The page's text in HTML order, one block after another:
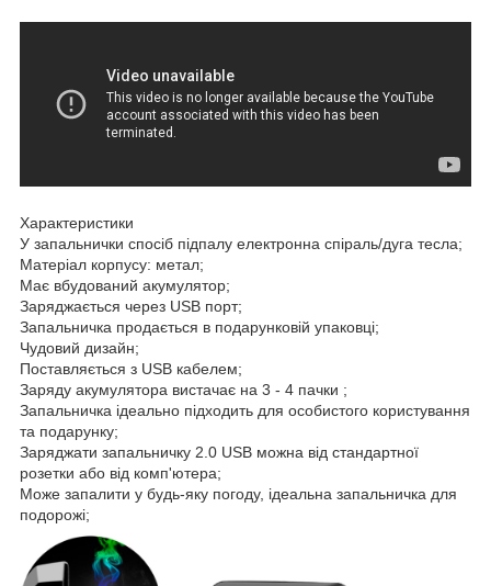
Характеристики
У запальнички спосіб підпалу електронна спіраль/дуга тесла;
Матеріал корпусу: метал;
Має вбудований акумулятор;
Заряджається через USB порт;
Запальничка продається в подарунковій упаковці;
Чудовий дизайн;
Поставляється з USB кабелем;
Заряду акумулятора вистачає на 3 - 4 пачки ;
Запальничка ідеально підходить для особистого користування
та подарунку;
Заряджати запальничку 2.0 USB можна від стандартної
розетки або від комп'ютера;
Може запалити у будь-яку погоду, ідеальна запальничка для
подорожі;